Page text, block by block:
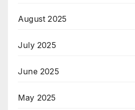
August 2025
July 2025
June 2025
May 2025